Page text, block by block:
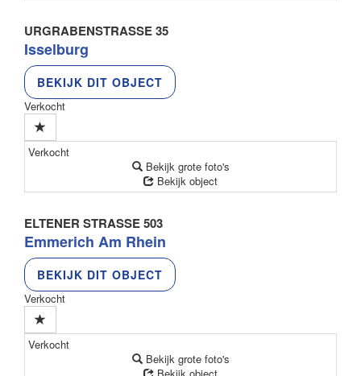
URGRABENSTRASSE 35
Isselburg
BEKIJK DIT OBJECT
Verkocht
Verkocht
Bekijk grote foto's
Bekijk object
ELTENER STRASSE 503
Emmerich Am Rhein
BEKIJK DIT OBJECT
Verkocht
Verkocht
Bekijk grote foto's